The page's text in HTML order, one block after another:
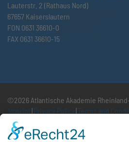
Lauterstr. 2 (Rathaus Nord)
67657 Kaiserslautern
FON 0631 36610-0
FAX 0631 36610-15
©2026 Atlantische Akademie
Imprint |Privacy Policy |Terms and
Cookie settings